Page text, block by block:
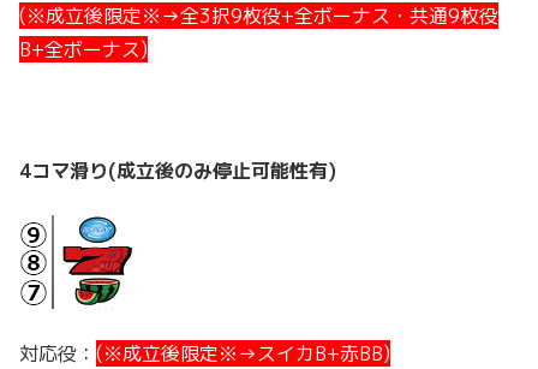
(※成立後限定※→全3択9枚役+全ボーナス・共通9枚役
B+全ボーナス)
4コマ滑り(成立後のみ停止可能性有)
対応役： (※成立後限定※→スイカB+赤BB)